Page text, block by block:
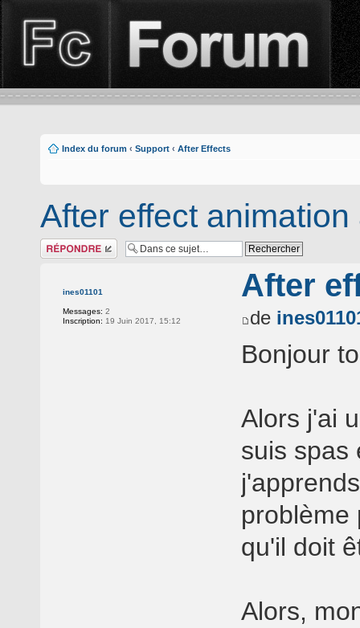
Index du forum ‹ Support ‹ After Effects
After effect animation
Répondre
ines01101
Messages: 2
Inscription: 19 Juin 2017, 15:12
After
de
Bonjour
Alors j'ai
suis spas
problème
qu'il doit
Alors,